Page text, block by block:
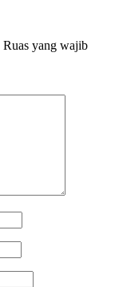
Ruas yang wajib